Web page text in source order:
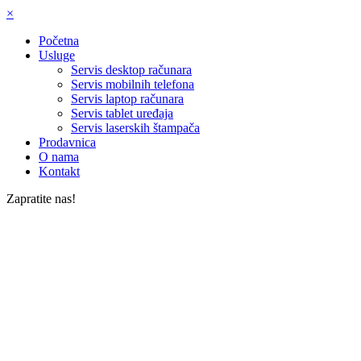
×
Početna
Usluge
Servis desktop računara
Servis mobilnih telefona
Servis laptop računara
Servis tablet uređaja
Servis laserskih štampača
Prodavnica
O nama
Kontakt
Zapratite nas!